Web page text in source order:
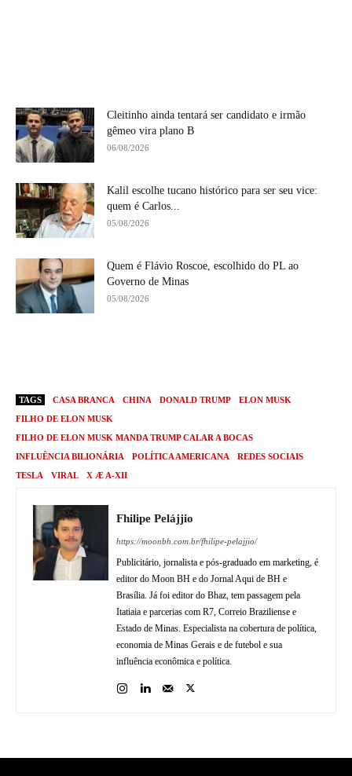
Cleitinho ainda tentará ser candidato e irmão
gêmeo vira plano B
06/08/2026
Kalil escolhe tucano histórico para ser seu vice:
quem é Carlos...
05/08/2026
Quem é Flávio Roscoe, escolhido do PL ao
Governo de Minas
05/08/2026
TAGS CASA BRANCA CHINA DONALD TRUMP
ELON MUSK
FILHO DE ELON MUSK
FILHO DE ELON MUSK MANDA TRUMP CALAR A BOCAS
INFLUÊNCIA BILIONÁRIA
POLÍTICA AMERICANA
REDES SOCIAIS
TESLA
VIRAL X Æ A-XII
Fhilipe Pelájjio
https://moonbh.com.br/fhilipe-pelajjio/
Publicitário, jornalista e pós-graduado em marketing, é
editor do Moon BH e do Jornal Aqui de BH e
Brasília. Já foi editor do Bhaz, tem passagem pela
Itatiaia e parcerias com R7, Correio Braziliense e
Estado de Minas. Especialista na cobertura de política,
economia de Minas Gerais e de futebol e sua
influência econômica e política.